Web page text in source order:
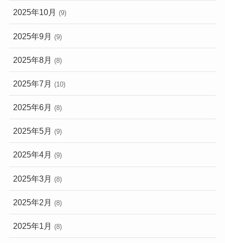
2025年10月 (9)
2025年9月 (9)
2025年8月 (8)
2025年7月 (10)
2025年6月 (8)
2025年5月 (9)
2025年4月 (9)
2025年3月 (8)
2025年2月 (8)
2025年1月 (8)